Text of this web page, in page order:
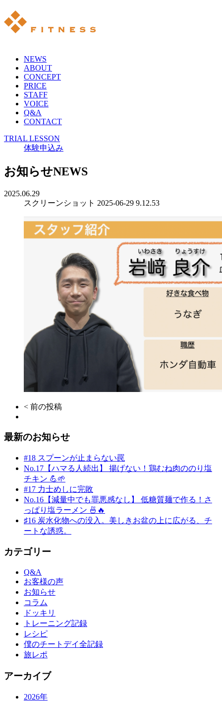
NEWS
ABOUT
CONCEPT
PRICE
STAFF
VOICE
Q&A
CONTACT
TRIAL LESSON
体験申込み
お知らせNEWS
2025.06.29
スクリーンショット 2025-06-29 9.12.53
< 前の投稿
最新のお知らせ
#18 スプーンが止まらない罠
No.17【ハマる人続出】 揚げない！鶏むね肉ののり塩
チキン 💪🌱
#17 力士めしに完敗
No.16【減量中でも罪悪感なし】 低糖質麺で作る！さ
っぱり塩ラーメン 🍜🔥
♯16 炭水化物への没入。美しきお盆の上に広がる、チ
ートな誘惑。
カテゴリー
Q&A
お客様の声
お知らせ
コラム
ドッキリ
トレーニング記録
レシピ
僕のチートデイ全記録
旅レポ
アーカイブ
2026年